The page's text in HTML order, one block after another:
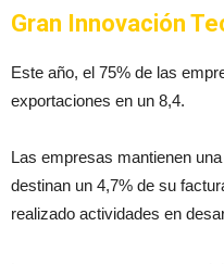
Gran Innovación
Este año, el 75% de las
exportaciones en un 8,4.
Las empresas mantienen
destinan un 4,7% de su
realizado actividades en